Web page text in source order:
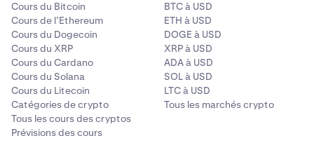
Cours du Bitcoin
Cours de l’Ethereum
Cours du Dogecoin
Cours du XRP
Cours du Cardano
Cours du Solana
Cours du Litecoin
Catégories de crypto
Tous les cours des cryptos
Prévisions des cours
BTC à USD
ETH à USD
DOGE à USD
XRP à USD
ADA à USD
SOL à USD
LTC à USD
Tous les marchés crypto